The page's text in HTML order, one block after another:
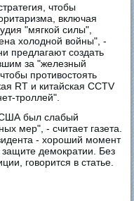
чтобы
включая
"мягкой силы",
холодной войны", -
предлагают создать
за "железный
противостоять
RT и китайская CCTV
троллей".
США был слабый
мер", - считает газета.
- хороший момент
защите демократии. Без
говорится в статье.